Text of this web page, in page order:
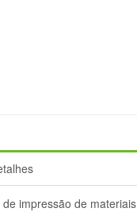
impressão de